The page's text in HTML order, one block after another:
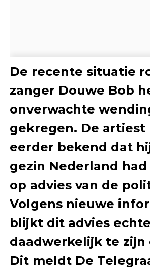
De recente situatie
zanger Douwe Bob
onverwachte
gekregen. De artiest
eerder bekend dat
gezin Nederland
op advies van de
Volgens nieuwe
blijkt dit advies
daadwerkelijk te zijn
Dit meldt De